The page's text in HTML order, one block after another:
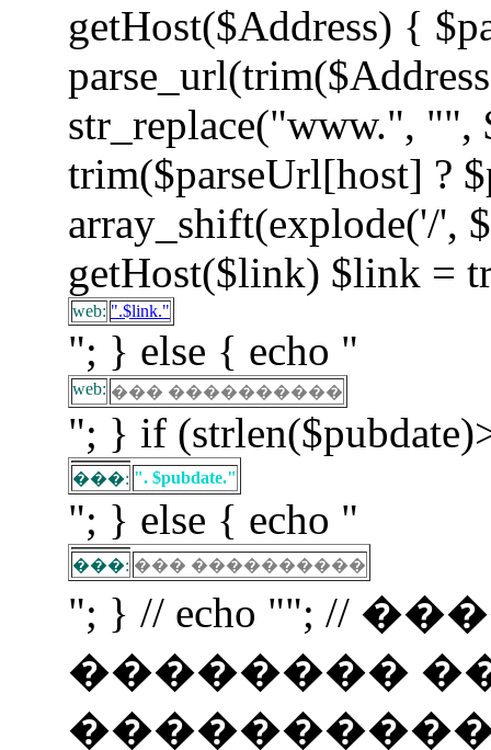
getHost($Address) {
str_replace("www.", "",
trim($parseUrl[host] ?
array_shift(explode('/',
getHost($link) $link =
web: ".$link."
"; } else { echo "
web: ��� ����������
"; } if
���: ". $pubdate."
"; } else { echo "
���: ��� ����������
"; } // echo ""; //
��������
�����������! if